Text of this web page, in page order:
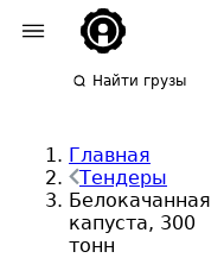
Найти грузы
Главная
Тендеры
Белокачанная
капуста, 300
тонн